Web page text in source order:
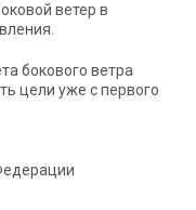
ветер в
бокового ветра
цели уже с первого